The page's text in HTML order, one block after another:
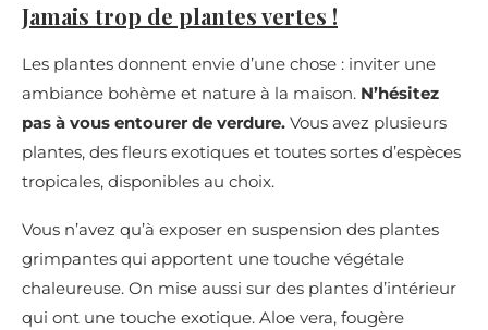
Jamais trop de plantes vertes !
Les plantes donnent envie d’une chose : inviter une
ambiance bohème et nature à la maison. N’hésitez
pas à vous entourer de verdure. Vous avez plusieurs
plantes, des fleurs exotiques et toutes sortes d’espèces
tropicales, disponibles au choix.
Vous n’avez qu’à exposer en suspension des plantes
grimpantes qui apportent une touche végétale
chaleureuse. On mise aussi sur des plantes d’intérieur
qui ont une touche exotique. Aloe vera, fougère